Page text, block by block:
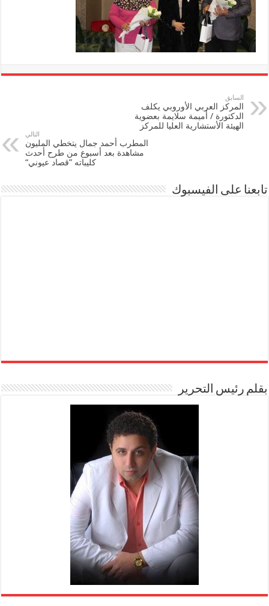
السابق
المركز العربي الأوروبي يكلف
الدكتورة / أميمة سلايمة بعضوية
الهيئة الأستشارية العليا للمركز
التالي
المطرب أحمد جمال يتخطي المليون
مشاهدة بعد أسبوع من طرح أحدث
كليباته ”قصاد عيوني“
تابعنا على الفيسبوك
بقلم رئيس التحرير